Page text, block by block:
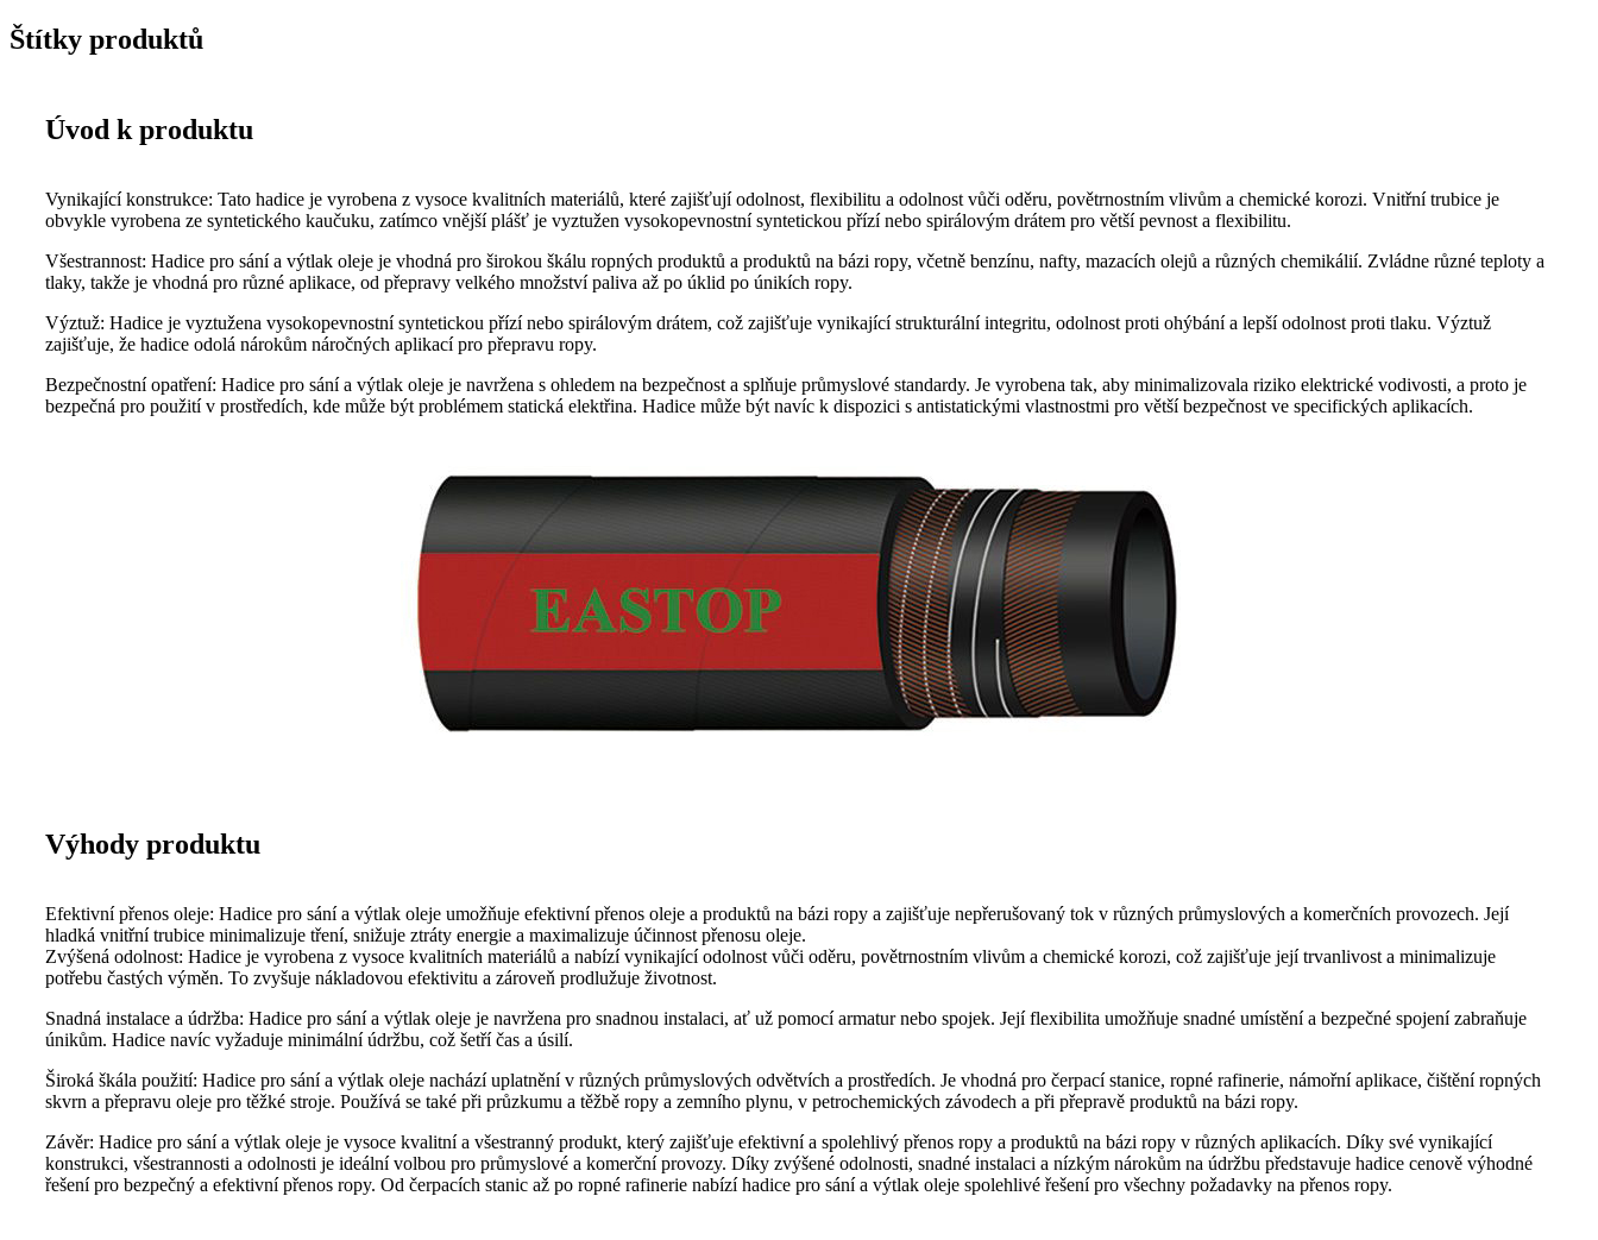
Štítky produktů
Úvod k produktu
Vynikající konstrukce: Tato hadice je vyrobena z vysoce kvalitních materiálů, které zajišťují odolnost, flexibilitu a odolnost vůči oděru, povětrnostním vlivům a chemické korozi. Vnitřní trubice je
obvykle vyrobena ze syntetického kaučuku, zatímco vnější plášť je vyztužen vysokopevnostní syntetickou přízí nebo spirálovým drátem pro větší pevnost a flexibilitu.
Všestrannost: Hadice pro sání a výtlak oleje je vhodná pro širokou škálu ropných produktů a produktů na bázi ropy, včetně benzínu, nafty, mazacích olejů a různých chemikálií. Zvládne různé teploty a
tlaky, takže je vhodná pro různé aplikace, od přepravy velkého množství paliva až po úklid po únikích ropy.
Výztuž: Hadice je vyztužena vysokopevnostní syntetickou přízí nebo spirálovým drátem, což zajišťuje vynikající strukturální integritu, odolnost proti ohýbání a lepší odolnost proti tlaku. Výztuž
zajišťuje, že hadice odolá nárokům náročných aplikací pro přepravu ropy.
Bezpečnostní opatření: Hadice pro sání a výtlak oleje je navržena s ohledem na bezpečnost a splňuje průmyslové standardy. Je vyrobena tak, aby minimalizovala riziko elektrické vodivosti, a proto je
bezpečná pro použití v prostředích, kde může být problémem statická elektřina. Hadice může být navíc k dispozici s antistatickými vlastnostmi pro větší bezpečnost ve specifických aplikacích.
Výhody produktu
Efektivní přenos oleje: Hadice pro sání a výtlak oleje umožňuje efektivní přenos oleje a produktů na bázi ropy a zajišťuje nepřerušovaný tok v různých průmyslových a komerčních provozech. Její
hladká vnitřní trubice minimalizuje tření, snižuje ztráty energie a maximalizuje účinnost přenosu oleje.
Zvýšená odolnost: Hadice je vyrobena z vysoce kvalitních materiálů a nabízí vynikající odolnost vůči oděru, povětrnostním vlivům a chemické korozi, což zajišťuje její trvanlivost a minimalizuje
potřebu častých výměn. To zvyšuje nákladovou efektivitu a zároveň prodlužuje životnost.
Snadná instalace a údržba: Hadice pro sání a výtlak oleje je navržena pro snadnou instalaci, ať už pomocí armatur nebo spojek. Její flexibilita umožňuje snadné umístění a bezpečné spojení zabraňuje
únikům. Hadice navíc vyžaduje minimální údržbu, což šetří čas a úsilí.
Široká škála použití: Hadice pro sání a výtlak oleje nachází uplatnění v různých průmyslových odvětvích a prostředích. Je vhodná pro čerpací stanice, ropné rafinerie, námořní aplikace, čištění ropných
skvrn a přepravu oleje pro těžké stroje. Používá se také při průzkumu a těžbě ropy a zemního plynu, v petrochemických závodech a při přepravě produktů na bázi ropy.
Závěr: Hadice pro sání a výtlak oleje je vysoce kvalitní a všestranný produkt, který zajišťuje efektivní a spolehlivý přenos ropy a produktů na bázi ropy v různých aplikacích. Díky své vynikající
konstrukci, všestrannosti a odolnosti je ideální volbou pro průmyslové a komerční provozy. Díky zvýšené odolnosti, snadné instalaci a nízkým nárokům na údržbu představuje hadice cenově výhodné
řešení pro bezpečný a efektivní přenos ropy. Od čerpacích stanic až po ropné rafinerie nabízí hadice pro sání a výtlak oleje spolehlivé řešení pro všechny požadavky na přenos ropy.